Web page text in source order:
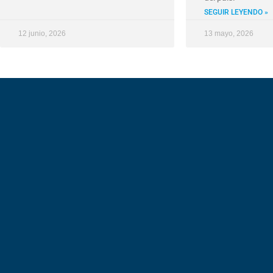
12 junio, 2026
SEGUIR LEYENDO »
13 mayo, 2026